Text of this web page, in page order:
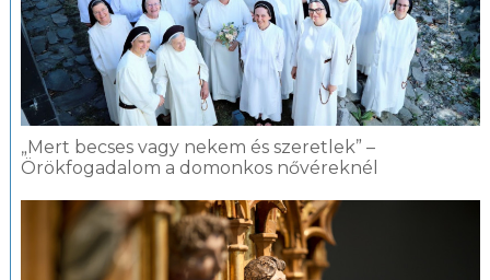
„Mert becses vagy nekem és szeretlek” –
Örökfogadalom a domonkos nővéreknél